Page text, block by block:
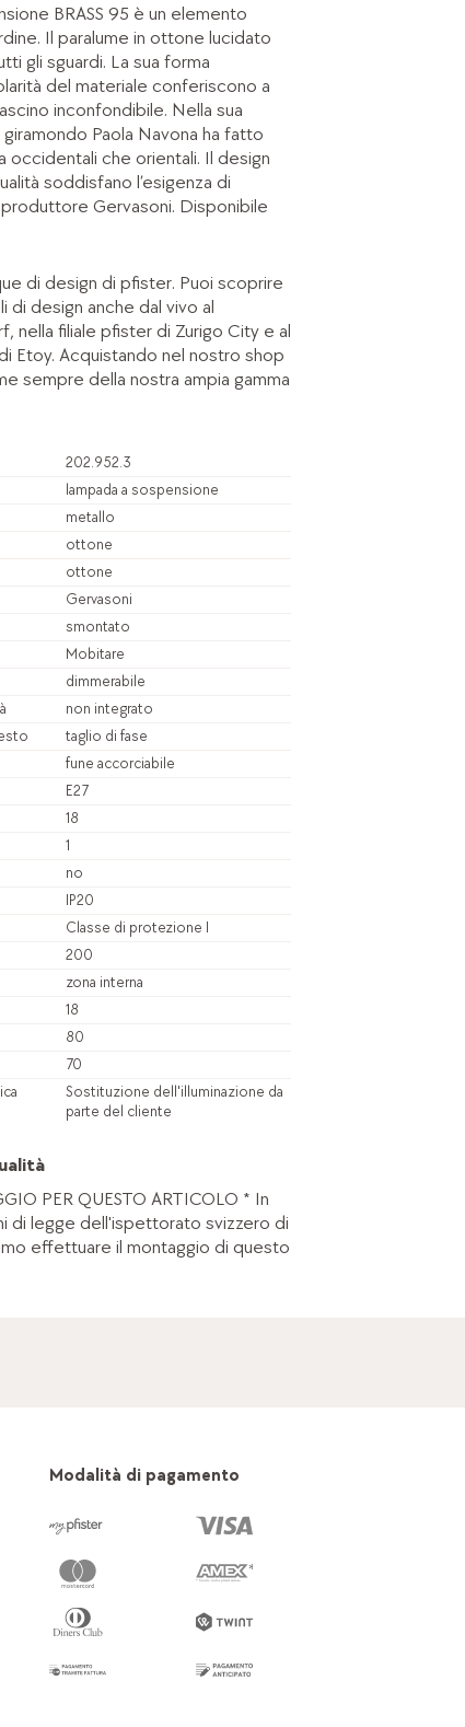
BRASS 95 è un elemento
Il paralume in ottone lucidato
gli sguardi. La sua forma
del materiale conferiscono a
inconfondibile. Nella sua
giramondo Paola Navona ha fatto
occidentali che orientali. Il design
soddisfano l’esigenza di
Gervasoni. Disponibile
di design di pfister. Puoi scoprire
di design anche dal vivo al
nella filiale pfister di Zurigo City e al
Etoy. Acquistando nel nostro shop
sempre della nostra ampia gamma
202.952.3
lampada a sospensione
metallo
ottone
ottone
Gervasoni
smontato
Mobitare
dimmerabile
non integrato
taglio di fase
fune accorciabile
E27
18
1
no
IP20
Classe di protezione I
200
zona interna
18
80
70
Sostituzione dell'illuminazione da
parte del cliente
PER QUESTO ARTICOLO * In
di legge dell'ispettorato svizzero di
effettuare il montaggio di questo
Modalità di pagamento